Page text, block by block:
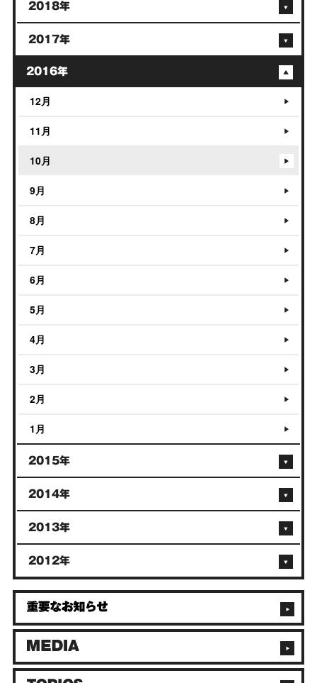
2018年
2017年
2016年
12月
11月
10月
9月
8月
7月
6月
5月
4月
3月
2月
1月
2015年
2014年
2013年
2012年